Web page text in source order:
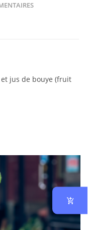
jus de bouye (fruit